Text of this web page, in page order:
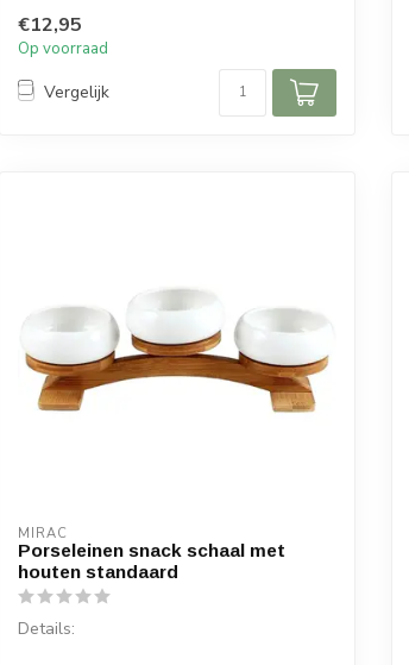
Hoogte p...
€12,95
Op voorraad
Vergelijk
MIRAC
Porseleinen snack schaal met
houten standaard
Details: